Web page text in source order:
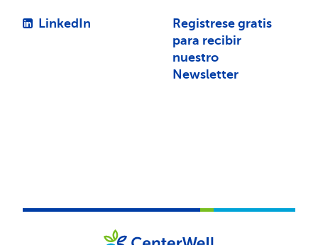
LinkedIn
Registrese gratis
para recibir
nuestro
Newsletter